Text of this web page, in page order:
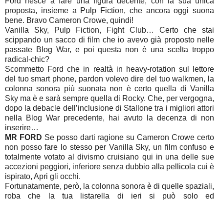
proposta, insieme a Pulp Fiction, che ancora oggi suona
bene. Bravo Cameron Crowe, quindi!
Vanilla Sky, Pulp Fiction, Fight Club… Certo che stai
scippando un sacco di film che io avevo già proposto nelle
passate Blog War, e poi questa non è una scelta troppo
radical-chic?
Scommetto Ford che in realtà in heavy-rotation sul lettore
del tuo smart phone, pardon volevo dire del tuo walkmen, la
colonna sonora più suonata non è certo quella di Vanilla
Sky ma è e sarà sempre quella di Rocky. Che, per vergogna,
dopo la debacle dell’inclusione di Stallone tra i migliori attori
nella Blog War precedente, hai avuto la decenza di non
inserire…
MR FORD Se posso darti ragione su Cameron Crowe certo
non posso fare lo stesso per Vanilla Sky, un film confuso e
totalmente votato al divismo cruisiano qui in una delle sue
accezioni peggiori, inferiore senza dubbio alla pellicola cui è
ispirato, Apri gli occhi.
Fortunatamente, però, la colonna sonora è di quelle spaziali,
roba che la tua listarella di ieri si può solo ed